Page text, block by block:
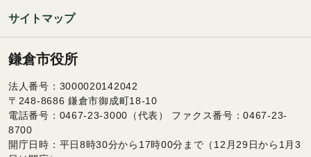
サイトマップ
鎌倉市役所
法人番号：3000020142042
〒248-8686 鎌倉市御成町18-10
電話番号：0467-23-3000（代表） ファクス番号：0467-23-
8700
開庁日時：平日8時30分から17時00分まで（12月29日から1月3